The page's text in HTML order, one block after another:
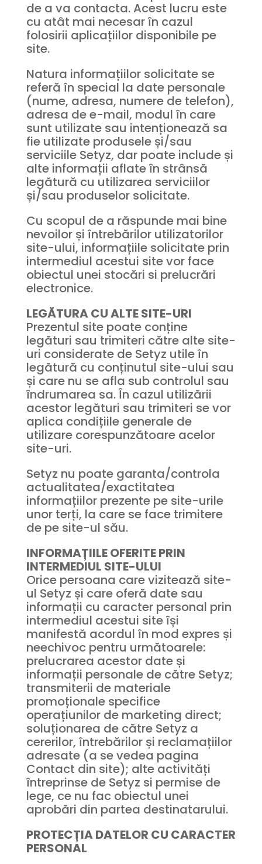
de a va contacta. Acest lucru este
cu atât mai necesar în cazul
folosirii aplicațiilor disponibile pe
site.
Natura informațiilor solicitate se
referă în special la date personale
(nume, adresa, numere de telefon),
adresa de e-mail, modul în care
sunt utilizate sau intenționează sa
fie utilizate produsele și/sau
serviciile Setyz, dar poate include și
alte informații aflate în strânsă
legătură cu utilizarea serviciilor
și/sau produselor solicitate.
Cu scopul de a răspunde mai bine
nevoilor și întrebărilor utilizatorilor
site-ului, informațiile solicitate prin
intermediul acestui site vor face
obiectul unei stocări si prelucrări
electronice.
LEGĂTURA CU ALTE SITE-URI
Prezentul site poate conține
legături sau trimiteri către alte site-
uri considerate de Setyz utile în
legătură cu conținutul site-ului sau
și care nu se afla sub controlul sau
îndrumarea sa. În cazul utilizării
acestor legături sau trimiteri se vor
aplica condițiile generale de
utilizare corespunzătoare acelor
site-uri.
Setyz nu poate garanta/controla
actualitatea/exactitatea
informațiilor prezente pe site-urile
unor terți, la care se face trimitere
de pe site-ul său.
INFORMAȚIILE OFERITE PRIN
INTERMEDIUL SITE-ULUI
Orice persoana care vizitează site-
ul Setyz și care oferă date sau
informații cu caracter personal prin
intermediul acestui site își
manifestă acordul în mod expres și
neechivoc pentru următoarele:
prelucrarea acestor date și
informații personale de către Setyz;
transmiterii de materiale
promoționale specifice
operațiunilor de marketing direct;
soluționarea de către Setyz a
cererilor, întrebărilor și reclamațiilor
adresate (a se vedea pagina
Contact din site); alte activități
întreprinse de Setyz si permise de
lege, ce nu fac obiectul unei
aprobări din partea destinatarului.
PROTECȚIA DATELOR CU CARACTER
PERSONAL